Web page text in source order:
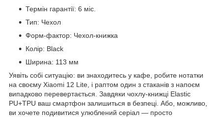
Термін гарантії: 6 міс.
Тип: Чехол
Форм-фактор: Чехол-книжка
Колір: Black
Ширина: 113 мм
Уявіть собі ситуацію: ви знаходитесь у кафе, робите нотатки
на своєму Xiaomi 12 Lite, і раптом один з стаканів з напоєм
випадково перевертається. Завдяки чохлу-книжці Elastic
PU+TPU ваш смартфон залишиться в безпеці. Або, можливо,
ви хочете подивитися улюблений серіал — просто